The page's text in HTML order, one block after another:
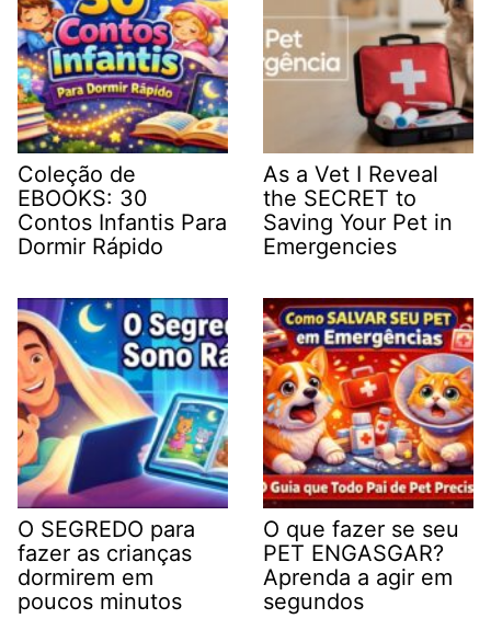
Coleção de
EBOOKS: 30
Contos Infantis Para
Dormir Rápido
As a Vet I Reveal
the SECRET to
Saving Your Pet in
Emergencies
O SEGREDO para
fazer as crianças
dormirem em
poucos minutos
O que fazer se seu
PET ENGASGAR?
Aprenda a agir em
segundos